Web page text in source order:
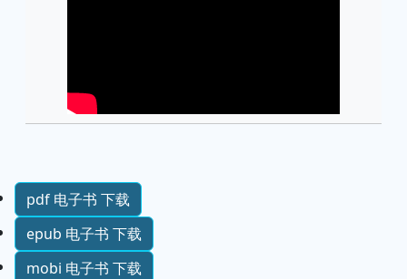
pdf 电子书 下载
epub 电子书 下载
mobi 电子书 下载